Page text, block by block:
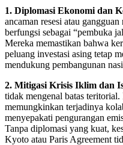
1. Diplomasi Ekonomi dan
ancaman resesi atau
berfungsi sebagai “pembuka
Mereka memastikan bahwa
peluang investasi asing tetap
mendukung pembangunan
2. Mitigasi Krisis Iklim dan
tidak mengenal batas
memungkinkan terjadinya
menyepakati pengurangan
Tanpa diplomasi yang kuat,
Kyoto atau Paris Agreement